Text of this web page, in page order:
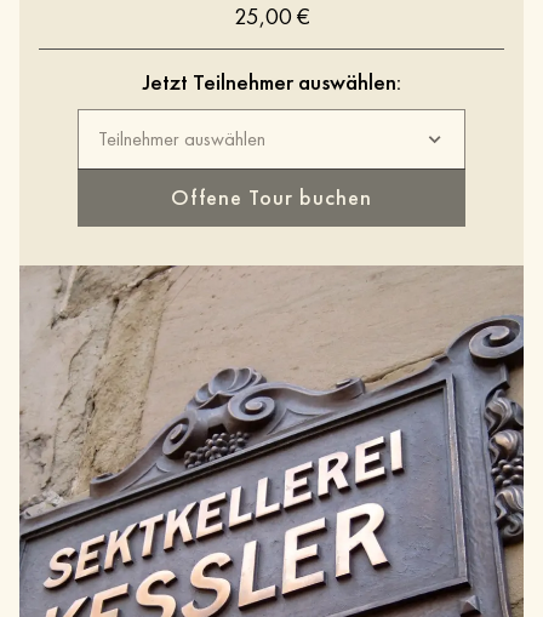
25,00 €
Jetzt Teilnehmer auswählen:
Teilnehmer auswählen
Offene Tour buchen